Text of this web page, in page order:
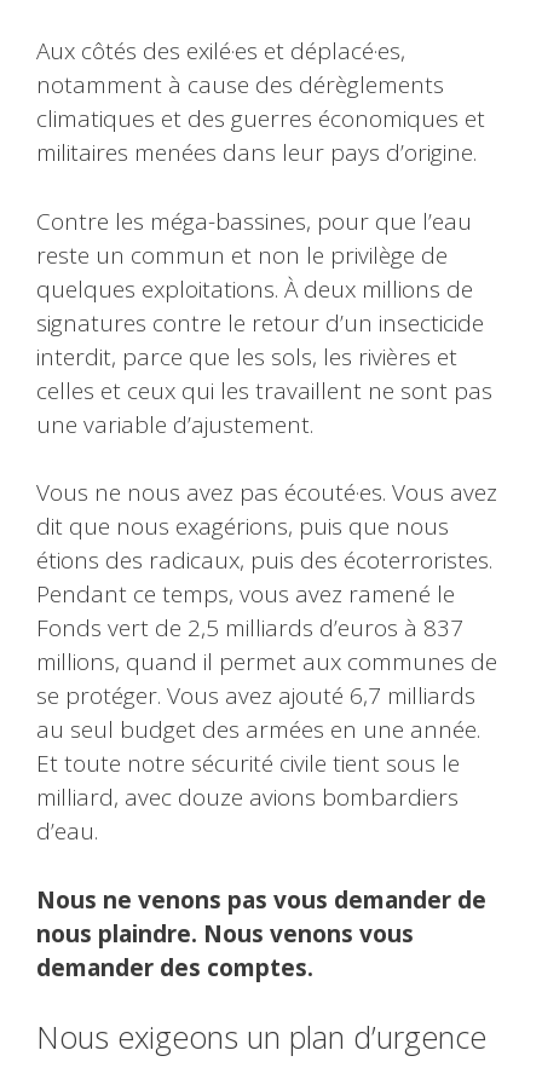
Aux côtés des exilé·es et déplacé·es,
notamment à cause des dérèglements
climatiques et des guerres économiques et
militaires menées dans leur pays d’origine.
Contre les méga-bassines, pour que l’eau
reste un commun et non le privilège de
quelques exploitations. À deux millions de
signatures contre le retour d’un insecticide
interdit, parce que les sols, les rivières et
celles et ceux qui les travaillent ne sont pas
une variable d’ajustement.
Vous ne nous avez pas écouté·es. Vous avez
dit que nous exagérions, puis que nous
étions des radicaux, puis des écoterroristes.
Pendant ce temps, vous avez ramené le
Fonds vert de 2,5 milliards d’euros à 837
millions, quand il permet aux communes de
se protéger. Vous avez ajouté 6,7 milliards
au seul budget des armées en une année.
Et toute notre sécurité civile tient sous le
milliard, avec douze avions bombardiers
d’eau.
Nous ne venons pas vous demander de
nous plaindre. Nous venons vous
demander des comptes.
Nous exigeons un plan d’urgence